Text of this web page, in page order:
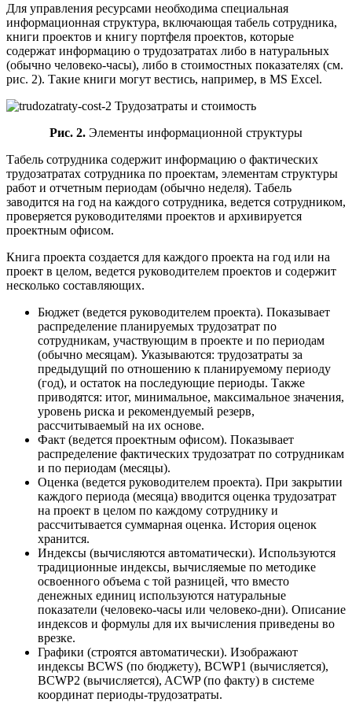
Для управления ресурсами необходима специальная
информационная структура, включающая табель сотрудника,
книги проектов и книгу портфеля проектов, которые
содержат информацию о трудозатратах либо в натуральных
(обычно человеко-часы), либо в стоимостных показателях (см.
рис. 2). Такие книги могут вестись, например, в MS Excel.
Рис. 2. Элементы информационной структуры
Табель сотрудника содержит информацию о фактических
трудозатратах сотрудника по проектам, элементам структуры
работ и отчетным периодам (обычно неделя). Табель
заводится на год на каждого сотрудника, ведется сотрудником,
проверяется руководителями проектов и архивируется
проектным офисом.
Книга проекта создается для каждого проекта на год или на
проект в целом, ведется руководителем проектов и содержит
несколько составляющих.
Бюджет (ведется руководителем проекта). Показывает
распределение планируемых трудозатрат по
сотрудникам, участвующим в проекте и по периодам
(обычно месяцам). Указываются: трудозатраты за
предыдущий по отношению к планируемому периоду
(год), и остаток на последующие периоды. Также
приводятся: итог, минимальное, максимальное значения,
уровень риска и рекомендуемый резерв,
рассчитываемый на их основе.
Факт (ведется проектным офисом). Показывает
распределение фактических трудозатрат по сотрудникам
и по периодам (месяцы).
Оценка (ведется руководителем проекта). При закрытии
каждого периода (месяца) вводится оценка трудозатрат
на проект в целом по каждому сотруднику и
рассчитывается суммарная оценка. История оценок
хранится.
Индексы (вычисляются автоматически). Используются
традиционные индексы, вычисляемые по методике
освоенного объема с той разницей, что вместо
денежных единиц используются натуральные
показатели (человеко-часы или человеко-дни). Описание
индексов и формулы для их вычисления приведены во
врезке.
Графики (строятся автоматически). Изображают
индексы BCWS (по бюджету), BCWP1 (вычисляется),
BCWP2 (вычисляется), ACWP (по факту) в системе
координат периоды-трудозатраты.